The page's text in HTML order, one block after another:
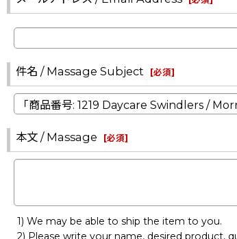
件名 / Massage Subject [必須]
本文 / Massage [必須]
1) We may be able to ship the item to you.
2) Please write your name, desired product,